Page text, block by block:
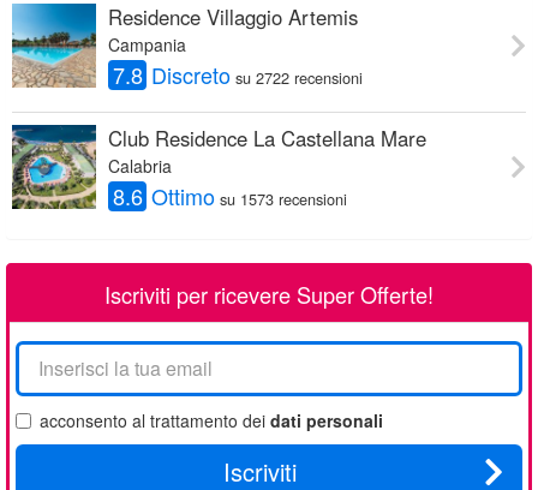
Residence Villaggio Artemis
Campania
7.8 Discreto su 2722 recensioni
Club Residence La Castellana Mare
Calabria
8.6 Ottimo su 1573 recensioni
Iscriviti per ricevere Super Offerte!
La
tua
email
acconsento al trattamento dei dati personali
Iscriviti